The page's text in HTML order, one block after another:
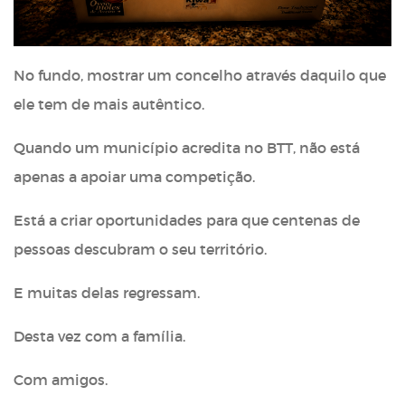
No fundo, mostrar um concelho através daquilo que
ele tem de mais autêntico.
Quando um município acredita no BTT, não está
apenas a apoiar uma competição.
Está a criar oportunidades para que centenas de
pessoas descubram o seu território.
E muitas delas regressam.
Desta vez com a família.
Com amigos.